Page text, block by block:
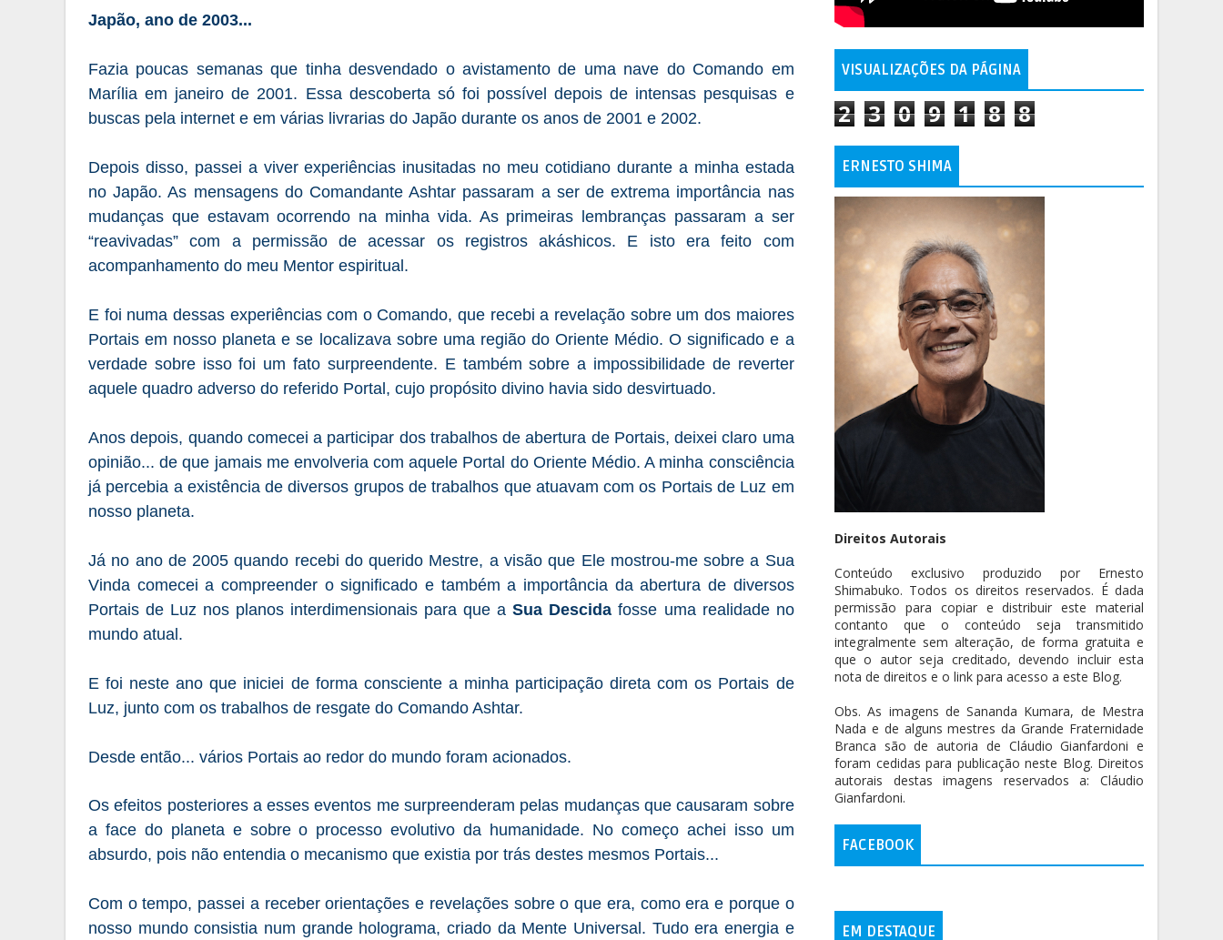
Japão, ano de 2003...
Fazia poucas semanas que tinhadesvendado o avistamento de uma nave do Comando em
Marília em janeiro de 2001. Essa descoberta só foi possível depois de intensas pesquisas e
buscas pela internet e em várias livrarias do Japão durante os anos de 2001 e 2002.
Depois disso, passei a viver experiências inusitadas no meu cotidiano durante a minha estada
no Japão. As mensagens do Comandante Ashtar passaram a ser de extrema importância nas
mudanças que estavam ocorrendo na minha vida. As primeiras lembranças passaram a ser
“reavivadas” com a permissão de acessar os registros akáshicos. E isto era feito com
acompanhamento do meu Mentor espiritual.
E foi numa dessas experiências com o Comando, que recebi a revelação sobre um dos maiores
Portais em nosso planeta e se localizava sobre uma região do Oriente Médio. O significado e a
verdade sobre isso foi um fato surpreendente. E também sobre a impossibilidade de reverter
aquele quadro adverso do referido Portal, cujo propósito divino havia sido desvirtuado.
Anos depois, quando comecei a participar dos trabalhos de abertura de Portais, deixei claro uma
opinião... de que jamais me envolveria com aquele Portal do Oriente Médio. A minha consciência
já percebia a existência de diversos grupos de trabalhos que atuavam com os Portais de Luz em
nosso planeta.
Já no ano de 2005 quando recebi do querido Mestre, a visão que Ele mostrou-me sobre a Sua
Vinda comecei a compreender o significado e também a importância da abertura de diversos
Portais de Luz nos planos interdimensionais para que aSua Descida fosse uma realidade no
mundo atual.
E foi neste ano que iniciei de forma consciente a minha participação direta com os Portais de
Luz, junto com os trabalhos de resgate do Comando Ashtar.
Desde então... vários Portais ao redor do mundo foram acionados.
Os efeitos posteriores a esses eventos me surpreenderam pelas mudanças que causaram sobre
a face do planeta e sobre o processo evolutivo da humanidade. No começo achei isso um
absurdo, pois não entendia o mecanismo que existia por trás destes mesmos Portais...
Com o tempo, passei a receber orientações e revelações sobre o que era, como era e porque o
nosso mundo consistia num grande holograma, criado da Mente Universal. Tudo era energia e
VISUALIZAÇÕES DA PÁGINA
2 3 0 9 1 8 8
ERNESTO SHIMA
Direitos Autorais
Conteúdo exclusivo produzido por Ernesto
Shimabuko. Todos os direitos reservados. É dada
permissão para copiar e distribuir este material
contanto que o conteúdo seja transmitido
integralmente sem alteração, de forma gratuita e
que o autor seja creditado, devendo incluir esta
nota de direitos e o link para acesso a este Blog.
Obs. As imagens de Sananda Kumara, de Mestra
Nada e de alguns mestres da Grande Fraternidade
Branca são de autoria de Cláudio Gianfardoni e
foram cedidas para publicação neste Blog. Direitos
autorais destas imagens reservados a: Cláudio
Gianfardoni.
FACEBOOK
EM DESTAQUE